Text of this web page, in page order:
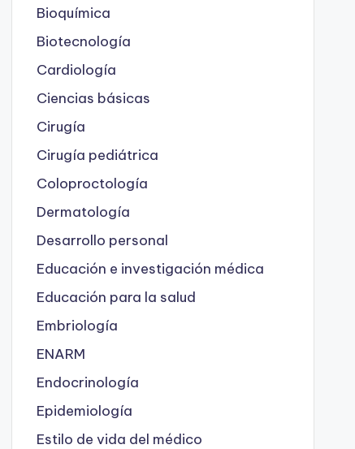
Bioquímica
Biotecnología
Cardiología
Ciencias básicas
Cirugía
Cirugía pediátrica
Coloproctología
Dermatología
Desarrollo personal
Educación e investigación médica
Educación para la salud
Embriología
ENARM
Endocrinología
Epidemiología
Estilo de vida del médico